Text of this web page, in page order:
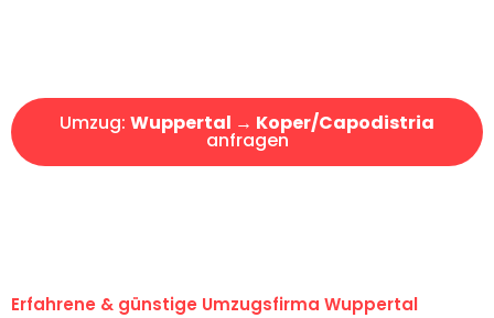
Umzug: Wuppertal → Koper/Capodistria
anfragen
Erfahrene & günstige Umzugsfirma Wuppertal